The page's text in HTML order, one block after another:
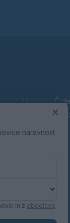
iz Velenja,
šport, kultura,
×
naravnost
in z obdelavo